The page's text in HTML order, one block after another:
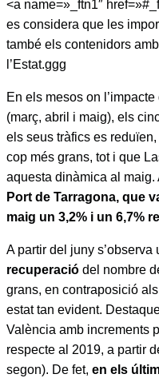
<a name=»_ftn1″
es considera que les
també els contenidors
l’Estat.ggg
En els mesos on l’impacte
(març, abril i maig), els
els seus tràfics es
cop més grans, tot i que
aquesta dinàmica al maig.
Port de Tarragona, que
maig un 3,2% i un 6,7%
A partir del juny s’observa
recuperació del nombre
grans, en contraposició
estat tan evident.
València amb increments
respecte al 2019, a partir
segon). De fet, en els